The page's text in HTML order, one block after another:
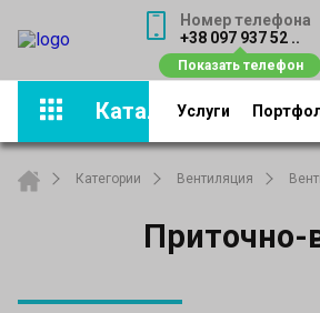
Номер телефона
+38 097 937 52 ..
Услуги
Каталог
Категории Вентиляция
Приточно-